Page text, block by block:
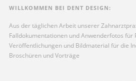
WILLKOMMEN BEI DENT DESIGN:
Aus der täglichen Arbeit unserer
Falldokumentationen und Anwenderfotos für
Veröffentlichungen und Bildmaterial für die
Broschüren und Vorträge